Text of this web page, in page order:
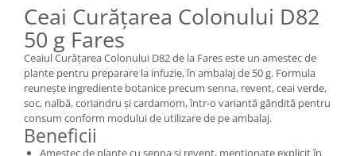
Ceai Curățarea Colonului D82
50 g Fares
Ceaiul Curățarea Colonului D82 de la Fares este un amestec de
plante pentru preparare la infuzie, în ambalaj de 50 g. Formula
reunește ingrediente botanice precum senna, revent, ceai verde,
soc, nalbă, coriandru și cardamom, într-o variantă gândită pentru
consum conform modului de utilizare de pe ambalaj.
Beneficii
Amestec de plante cu senna și revent, menționate explicit în